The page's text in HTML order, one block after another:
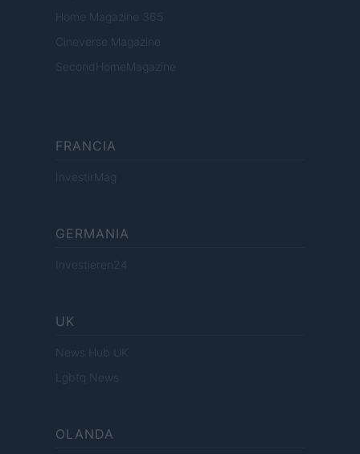
Home Magazine 365
Cineverse Magazine
SecondHomeMagazine
FRANCIA
InvestirMag
GERMANIA
Investieren24
UK
News Hub UK
Lgbtq News
OLANDA